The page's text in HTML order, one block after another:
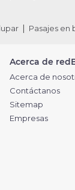
Pasajes en
Acerca de
Acerca de
Contáctanos
Sitemap
Empresas